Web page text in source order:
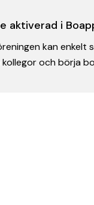
aktiverad i
kan
och börja